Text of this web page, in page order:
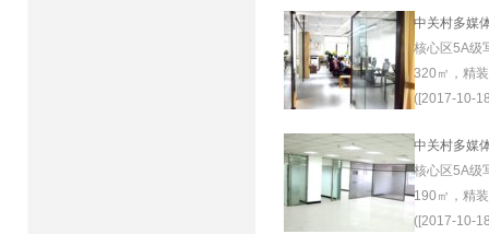
中关村多媒
核心区5A级
320㎡，精
([2017-10-
中关村多媒
核心区5A级
190㎡，精
([2017-10-